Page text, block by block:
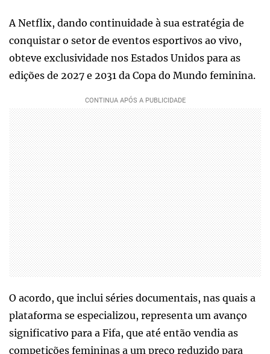
A Netflix, dando continuidade à sua estratégia de
conquistar o setor de eventos esportivos ao vivo,
obteve exclusividade nos Estados Unidos para as
edições de 2027 e 2031 da Copa do Mundo feminina.
O acordo, que inclui séries documentais, nas quais a
plataforma se especializou, representa um avanço
significativo para a Fifa, que até então vendia as
competições femininas a um preço reduzido para